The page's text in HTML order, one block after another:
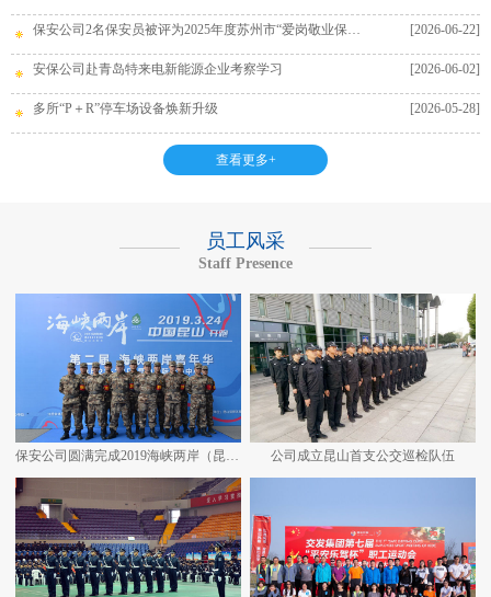
保安公司2名保安员被评为2025年度苏州市“爱岗敬业保安员” [2026-06-22]
安保公司赴青岛特来电新能源企业考察学习 [2026-06-02]
多所“P＋R”停车场设备焕新升级 [2026-05-28]
查看更多+
员工风采
Staff Presence
公司成立昆山首支公交巡检队伍